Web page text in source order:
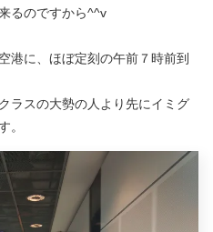
るのですから^^v
港に、ほぼ定刻の午前７時前到
ラスの大勢の人より先にイミグ
。